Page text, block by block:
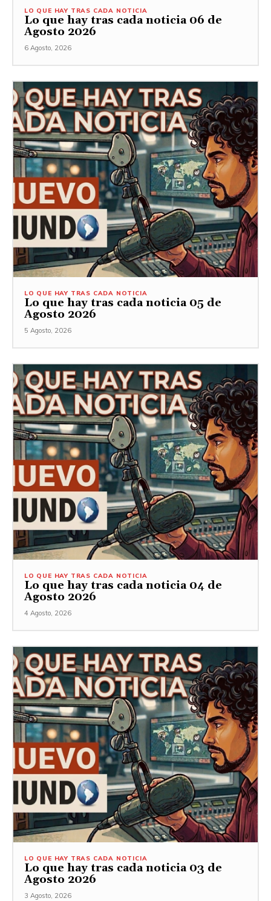
LO QUE HAY TRAS CADA NOTICIA
Lo que hay tras cada noticia 06 de
Agosto 2026
6 Agosto, 2026
LO QUE HAY TRAS CADA NOTICIA
Lo que hay tras cada noticia 05 de
Agosto 2026
5 Agosto, 2026
LO QUE HAY TRAS CADA NOTICIA
Lo que hay tras cada noticia 04 de
Agosto 2026
4 Agosto, 2026
LO QUE HAY TRAS CADA NOTICIA
Lo que hay tras cada noticia 03 de
Agosto 2026
3 Agosto, 2026